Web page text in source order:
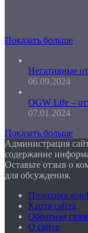
Показать больше
Негативные
06.09.2024
OGW Life –
07.01.2024
Показать больше
Администрация
содержание
Оставьте отзыв о
для обсуждения.
Политика
Карта сайта
Обратная
О сайте